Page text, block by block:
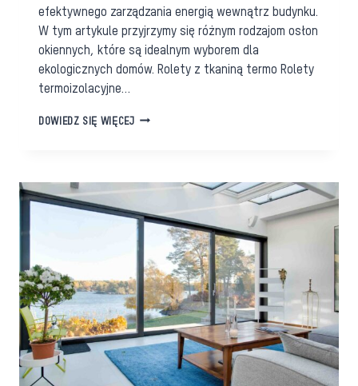
efektywnego zarządzania energią wewnątrz budynku.
W tym artykule przyjrzymy się różnym rodzajom osłon
okiennych, które są idealnym wyborem dla
ekologicznych domów. Rolety z tkaniną termo Rolety
termoizolacyjne…
DOWIEDZ SIĘ WIĘCEJENERGOOSZCZĘDNE
EKOLOGICZNEGO
DOMU